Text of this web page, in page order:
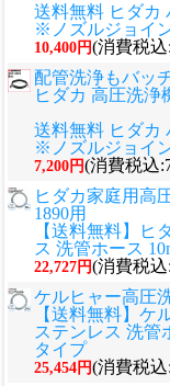
送料無料 ヒダカ
※ノズルジョイン
10,400円(消費税込
配管洗浄もバッ
ヒダカ 高圧洗浄
送料無料 ヒダカ
※ノズルジョイ
7,200円(消費税込
ヒダカ家庭用高
1890用
【送料無料】ヒ
ス 洗管ホース
22,727円(消費税込
ケルヒャー高圧
【送料無料】ケ
ステンレス 洗管
タイプ
25,454円(消費税込